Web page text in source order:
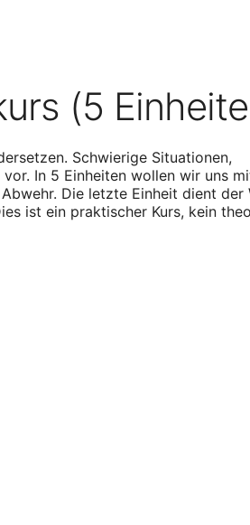
(5
Schwierige Situationen,
In 5 Einheiten wollen wir uns
Die letzte Einheit dient der
ist ein praktischer Kurs, kein